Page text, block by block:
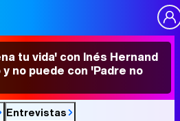
tu vida' con Inés Hernand
no puede con 'Padre no
Entrevistas